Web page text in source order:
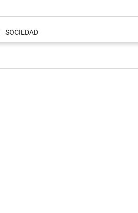
SOCIEDAD